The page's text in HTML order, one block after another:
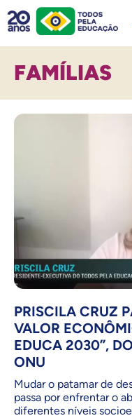
FAMÍLIAS
PRISCILA CRUZ
VALOR
EDUCA 2030”,
ONU
Mudar o patamar de
passa por enfrentar o
diferentes níveis